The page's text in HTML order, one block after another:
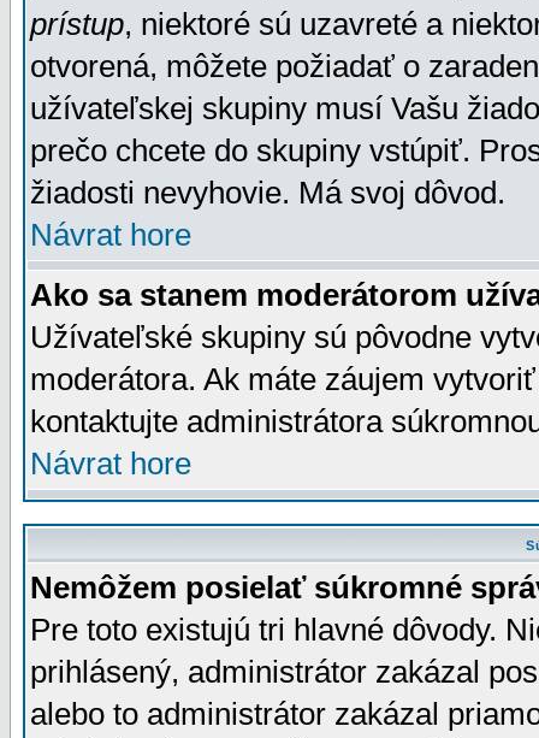
prístup, niektoré sú uzavreté a
otvorená, môžete požiadať o
užívateľskej skupiny musí Vašu
prečo chcete do skupiny vstúpiť.
žiadosti nevyhovie. Má svoj dôvod.
Návrat hore
Ako sa stanem moderátorom
Užívateľské skupiny sú pôvodne
moderátora. Ak máte záujem
kontaktujte administrátora
Návrat hore
Nemôžem posielať súkromné
Pre toto existujú tri hlavné dôvody.
prihlásený, administrátor zakázal
alebo to administrátor zakázal